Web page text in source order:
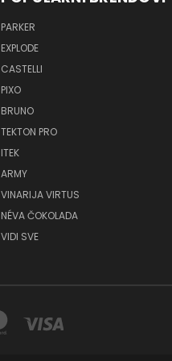
PARKER
EXPLODE
CASTELLI
PIXO
BRUNO
TEKTON PRO
ITEK
ARMY
VINARIJA VIRTUS
NÉVA ČOKOLADA
VIDI SVE